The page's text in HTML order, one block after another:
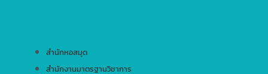
สำนักหอสมุด
สำนักงานมาตรฐานวิชาการ